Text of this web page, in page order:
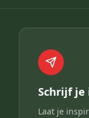
Schrijf je
Laat je